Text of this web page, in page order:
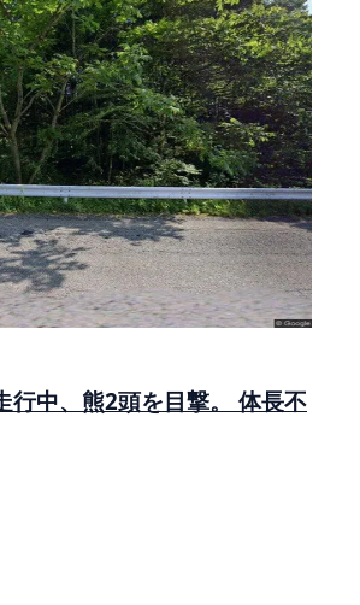
行中、熊2頭を目撃。 体長不